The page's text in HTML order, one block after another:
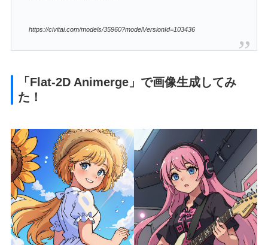
https://civitai.com/models/35960?modelVersionId=103436
「Flat-2D Animerge」で画像生成してみ
た！